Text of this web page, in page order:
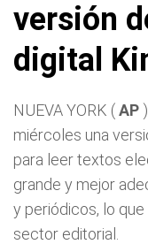
versión
digital
NUEVA YORK (AP
miércoles una
para leer textos
grande y mejor
y periódicos, lo
sector editorial.